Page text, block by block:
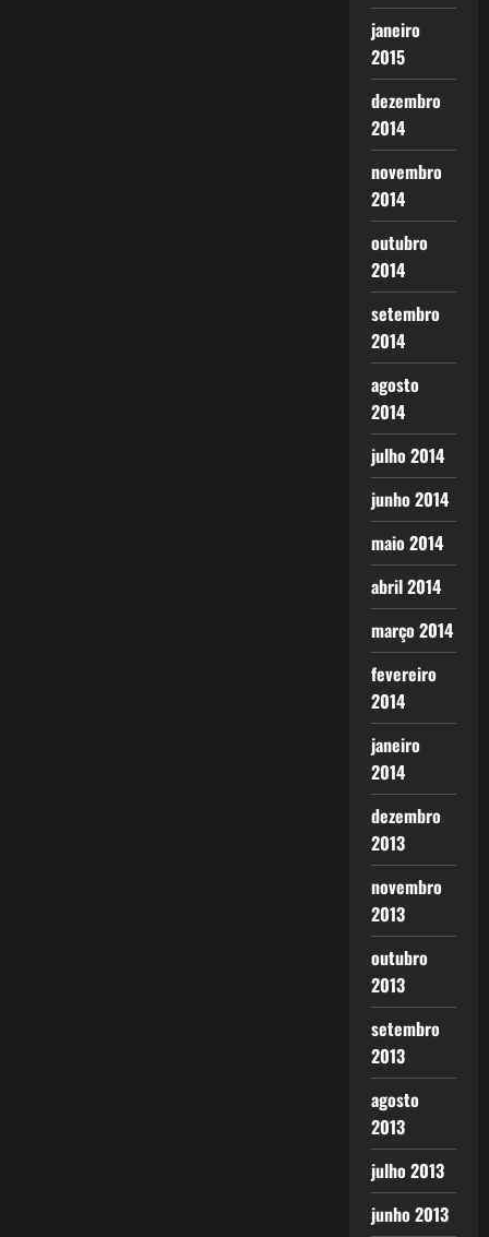
janeiro
2015
dezembro
2014
novembro
2014
outubro
2014
setembro
2014
agosto
2014
julho 2014
junho 2014
maio 2014
abril 2014
março 2014
fevereiro
2014
janeiro
2014
dezembro
2013
novembro
2013
outubro
2013
setembro
2013
agosto
2013
julho 2013
junho 2013